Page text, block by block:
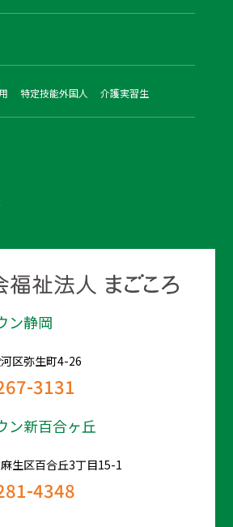
特定技能外国人 介護実習生
ン静岡
区弥生町4-26
3131
ン新百合ヶ丘
生区百合丘3丁目15-1
4348